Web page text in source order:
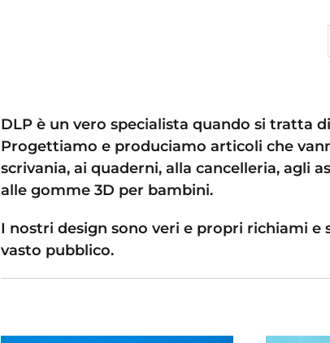
DLP è un vero specialista quando si tratta
Progettiamo e produciamo articoli che
scrivania, ai quaderni, alla cancelleria, agli
alle gomme 3D per bambini.
I nostri design sono veri e propri richiami e
vasto pubblico.